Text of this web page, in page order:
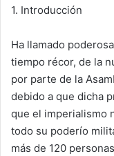
1. Introducción
Ha llamado
tiempo récor, de la
por parte de la
debido a que dicha
que el imperialismo
todo su poderío
más de 120